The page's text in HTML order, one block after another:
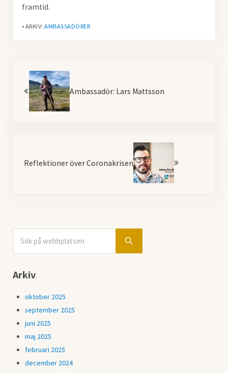
framtid.
• ARKIV:AMBASSADÖRER
Ambassadör: Lars Mattsson
Reflektioner över Coronakrisen
Sidebar
Submit search
Arkiv
oktober 2025
september 2025
juni 2025
maj 2025
februari 2025
december 2024